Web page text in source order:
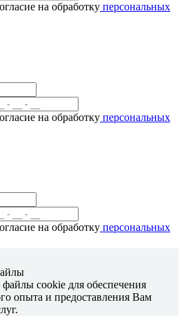
на обработку персональных
на обработку персональных
на обработку персональных
cookie для обеспечения
опыта и предоставления Вам